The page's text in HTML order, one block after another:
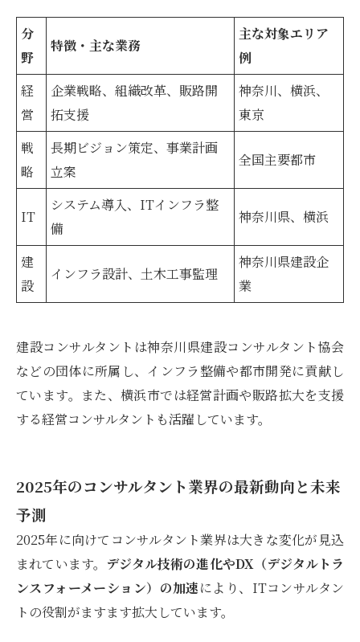
分
野
特徴・主な業務
主な対象エリア
例
経
営
企業戦略、組織改革、販路開
拓支援
神奈川、横浜、
東京
戦
略
長期ビジョン策定、事業計画
立案
全国主要都市
IT
システム導入、ITインフラ整
備
神奈川県、横浜
建
設
インフラ設計、土木工事監理
神奈川県建設企
業
建設コンサルタントは神奈川県建設コンサルタント協会
などの団体に所属し、インフラ整備や都市開発に貢献し
ています。また、横浜市では経営計画や販路拡大を支援
する経営コンサルタントも活躍しています。
2025年のコンサルタント業界の最新動向と未来
予測
2025年に向けてコンサルタント業界は大きな変化が見込
まれています。 デジタル技術の進化やDX（デジタルトラ
ンスフォーメーション）の加速により、ITコンサルタン
トの役割がますます拡大しています。